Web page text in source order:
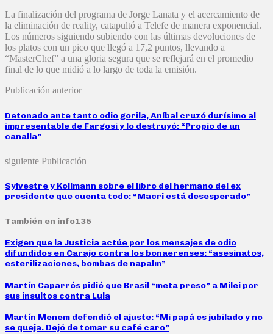
La finalización del programa de Jorge Lanata y el acercamiento de
la eliminación de reality, catapultó a Telefe de manera exponencial.
Los números siguiendo subiendo con las últimas devoluciones de
los platos con un pico que llegó a 17,2 puntos, llevando a
“MasterChef” a una gloria segura que se reflejará en el promedio
final de lo que midió a lo largo de toda la emisión.
Publicación anterior
Detonado ante tanto odio gorila, Aníbal cruzó durísimo al
impresentable de Fargosi y lo destruyó: “Propio de un
canalla”
siguiente Publicación
Sylvestre y Kollmann sobre el libro del hermano del ex
presidente que cuenta todo: “Macri está desesperado”
También en info135
Exigen que la Justicia actúe por los mensajes de odio
difundidos en Carajo contra los bonaerenses: “asesinatos,
esterilizaciones, bombas de napalm”
Martín Caparrós pidió que Brasil “meta preso” a Milei por
sus insultos contra Lula
Martín Menem defendió el ajuste: “Mi papá es jubilado y no
se queja. Dejó de tomar su café caro”